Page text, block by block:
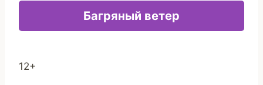
Багряный ветер
12+